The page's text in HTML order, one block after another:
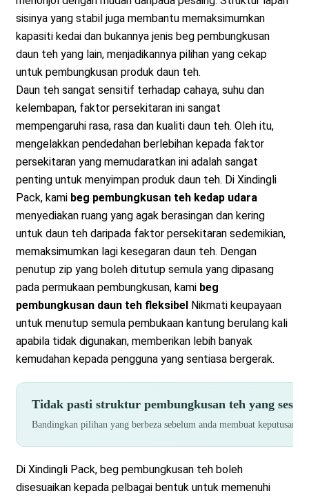
sisinya yang stabil juga membantu memaksimumkan
kapasiti kedai dan bukannya jenis beg pembungkusan
daun teh yang lain, menjadikannya pilihan yang cekap
untuk pembungkusan produk daun teh.
Daun teh sangat sensitif terhadap cahaya, suhu dan
kelembapan, faktor persekitaran ini sangat
mempengaruhi rasa, rasa dan kualiti daun teh. Oleh itu,
mengelakkan pendedahan berlebihan kepada faktor
persekitaran yang memudaratkan ini adalah sangat
penting untuk menyimpan produk daun teh. Di Xindingli
Pack, kami beg pembungkusan teh kedap udara
menyediakan ruang yang agak berasingan dan kering
untuk daun teh daripada faktor persekitaran sedemikian,
memaksimumkan lagi kesegaran daun teh. Dengan
penutup zip yang boleh ditutup semula yang dipasang
pada permukaan pembungkusan, kami beg
pembungkusan daun teh fleksibelNikmati keupayaan
untuk menutup semula pembukaan kantung berulang kali
apabila tidak digunakan, memberikan lebih banyak
kemudahan kepada pengguna yang sentiasa bergerak.
Tidak pasti struktur pembungkusan teh yang
Bandingkan pilihan yang berbeza sebelum anda membuat keputusan
Di Xindingli Pack, beg pembungkusan teh boleh
disesuaikan kepada pelbagai bentuk untuk memenuhi